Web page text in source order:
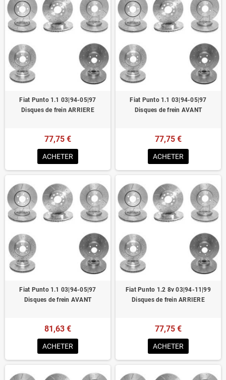
Dimensions d'origine respectées
Installation en lieu et place.
Homologué pour le contrôle technique
Fiat Punto 1.1 03|94-05|97
Disques de frein ARRIERE
77,75 €
ACHETER
Fiat Punto 1.1 03|94-05|97
Disques de frein AVANT
77,75 €
ACHETER
Fiat Punto 1.1 03|94-05|97
Disques de frein AVANT
81,63 €
ACHETER
Fiat Punto 1.2 8v 03|94-11|99
Disques de frein ARRIERE
77,75 €
ACHETER